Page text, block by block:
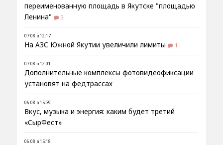
переименованную площадь в Якутске "площадью
Ленина"
3
07.08 в 12:17
На АЗС Южной Якутии увеличили лимиты 1
07.08 в 12:01
Дополнительные комплексы фотовидеофиксации
установят на федтрассах
06.08 в 15:39
Вкус, музыка и энергия: каким будет третий
«СырФест»
06.08 в 15:18